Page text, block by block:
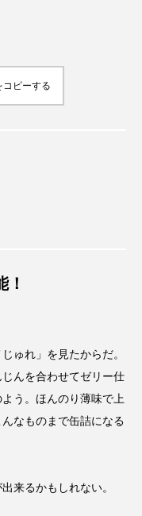
ピーする
ゅれ」を見たからだ。
んを合わせてゼリー仕
う。ほんのり薄味で上
なものまで缶詰になる
来るかもしれない。